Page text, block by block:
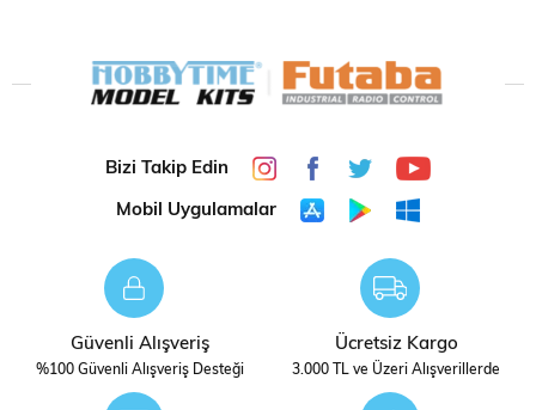
Bizi Takip Edin
Mobil Uygulamalar
Güvenli Alışveriş
%100 Güvenli Alışveriş Desteği
Ücretsiz Kargo
3.000 TL ve Üzeri Alışverillerde